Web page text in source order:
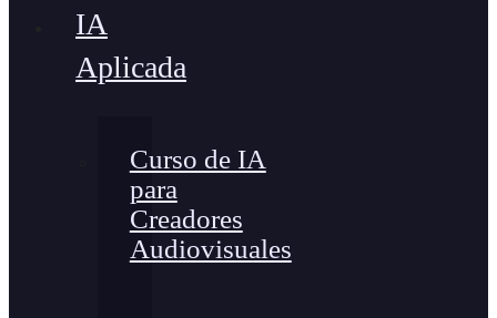
IA
Aplicada
Curso de IA
para
Creadores
Audiovisuales